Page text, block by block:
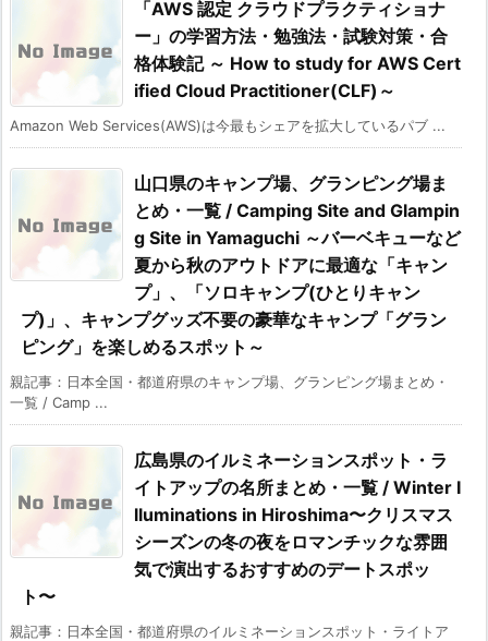
「AWS 認定 クラウドプラクティショナ
ー」の学習方法・勉強法・試験対策・合
格体験記 ～ How to study for AWS Cert
ified Cloud Practitioner(CLF)～
Amazon Web Services(AWS)は今最もシェアを拡大しているパブ ...
山口県のキャンプ場、グランピング場ま
とめ・一覧 / Camping Site and Glampin
g Site in Yamaguchi ～バーベキューなど
夏から秋のアウトドアに最適な「キャン
プ」、「ソロキャンプ(ひとりキャン
プ)」、キャンプグッズ不要の豪華なキャンプ「グラン
ピング」を楽しめるスポット～
親記事：日本全国・都道府県のキャンプ場、グランピング場まとめ・
一覧 / Camp ...
広島県のイルミネーションスポット・ラ
イトアップの名所まとめ・一覧 / Winter I
lluminations in Hiroshima〜クリスマス
シーズンの冬の夜をロマンチックな雰囲
気で演出するおすすめのデートスポッ
ト〜
親記事：日本全国・都道府県のイルミネーションスポット・ライトア